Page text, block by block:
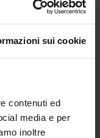
sui cookie
contenuti ed
media e per
inoltre
pantografi,
E43